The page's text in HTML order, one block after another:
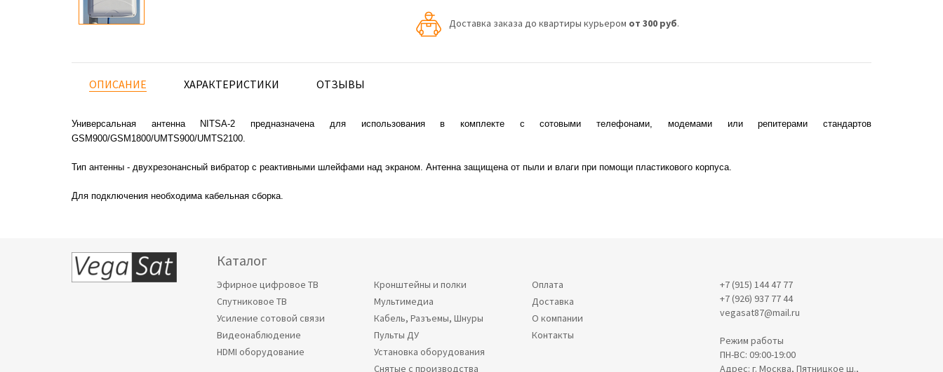
Доставка заказа до квартиры курьером от 300 руб.
ОПИСАНИЕ ХАРАКТЕРИСТИКИ ОТЗЫВЫ
Универсальная антенна NITSA-2 предназначена для использования в комплекте c сотовыми телефонами, модемами или репитерами стандартов
GSM900/GSM1800/UMTS900/UMTS2100.
Тип антенны - двухрезонансный вибратор с реактивными шлейфами над экраном. Антенна защищена от пыли и влаги при помощи пластикового корпуса.
Для подключения необходима кабельная сборка.
Каталог
Эфирное цифровое ТВ
Спутниковое ТВ
Усиление сотовой связи
Видеонаблюдение
HDMI оборудование
Кронштейны и полки
Мультимедиа
Кабель, Разъемы, Шнуры
Пульты ДУ
Установка оборудования
Снятые с производства
Оплата
Доставка
О компании
Контакты
+7 (915) 144 47 77
+7 (926) 937 77 44
vegasat87@mail.ru
Режим работы
ПН-ВС: 09:00-19:00
Адрес: г. Москва, Пятницкое ш.,